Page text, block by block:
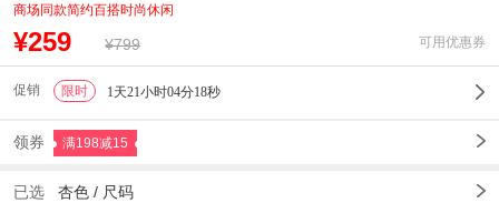
商场同款简约百搭时尚休闲
¥259 ¥799 可用优惠券
促销 限时 1天21小时04分17秒
领券 满198减15
已选 杏色 / 尺码